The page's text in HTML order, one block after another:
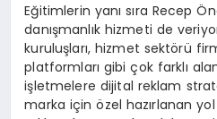
Eğitimlerin yanı sıra Recep
danışmanlık hizmeti de
kuruluşları, hizmet sektörü
platformları gibi çok farklı
işletmelere dijital reklam
marka için özel hazırlanan